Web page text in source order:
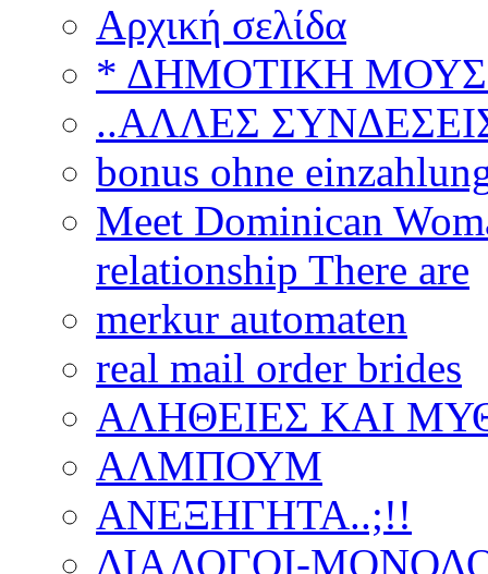
Αρχική σελίδα
* ΔΗΜΟΤΙΚΗ
..ΑΛΛΕΣ
bonus ohne
Meet Dominican
relationship There are
merkur automaten
real mail order brides
ΑΛΗΘΕΙΕΣ ΚΑΙ
ΑΛΜΠΟΥΜ
ΑΝΕΞΗΓΗΤΑ..;!!
ΔΙΑΛΟΓΟΙ-